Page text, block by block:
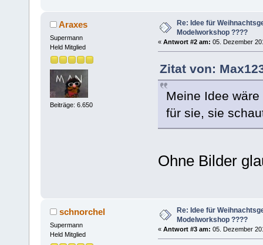
Araxes
Supermann
Held Mitglied
Beiträge: 6.650
Re: Idee für
Modelworkshop ????
« Antwort #2 am: 05. Dezember
Zitat von:
Meine Idee
für sie, sie
Ohne Bilder
schnorchel
Supermann
Held Mitglied
Re: Idee für
Modelworkshop ????
« Antwort #3 am: 05. Dezember